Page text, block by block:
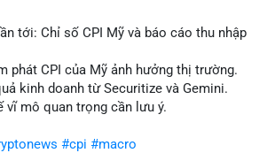
tới: Chỉ số CPI Mỹ và báo cáo thu nhập
phát CPI của Mỹ ảnh hưởng thị trường.
kinh doanh từ Securitize và Gemini.
vĩ mô quan trọng cần lưu ý.
#cpi #macro